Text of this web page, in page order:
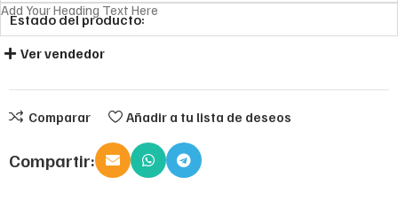
Estado del producto:
Add Your Heading Text Here
Ver vendedor
Comparar Añadir a tu lista de deseos
Compartir: